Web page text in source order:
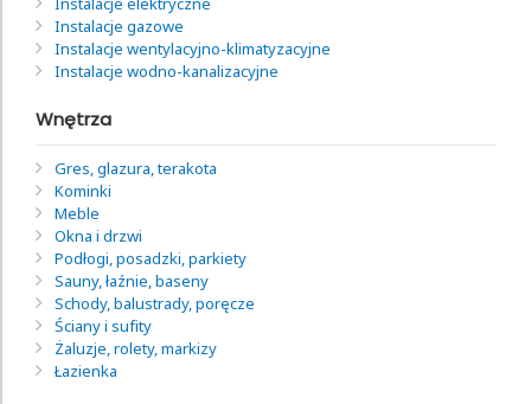
Instalacje gazowe
Instalacje wentylacyjno-klimatyzacyjne
Instalacje wodno-kanalizacyjne
Wnętrza
Gres, glazura, terakota
Kominki
Meble
Okna i drzwi
Podłogi, posadzki, parkiety
Sauny, łaźnie, baseny
Schody, balustrady, poręcze
Ściany i sufity
Żaluzje, rolety, markizy
Łazienka